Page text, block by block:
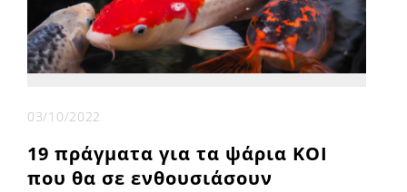
03/10/2022
19 πράγματα για τα ψάρια KOI
που θα σε ενθουσιάσουν